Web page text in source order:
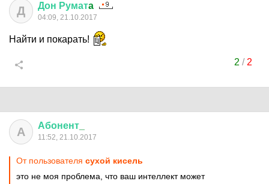
Д Дон Руматa
04:09, 21.10.2017
Найти и покарать!
2 / 2
А Абонент
11:52, 21.10.2017
От пользователя сухой кисель
это не моя проблема, что ваш интеллект может